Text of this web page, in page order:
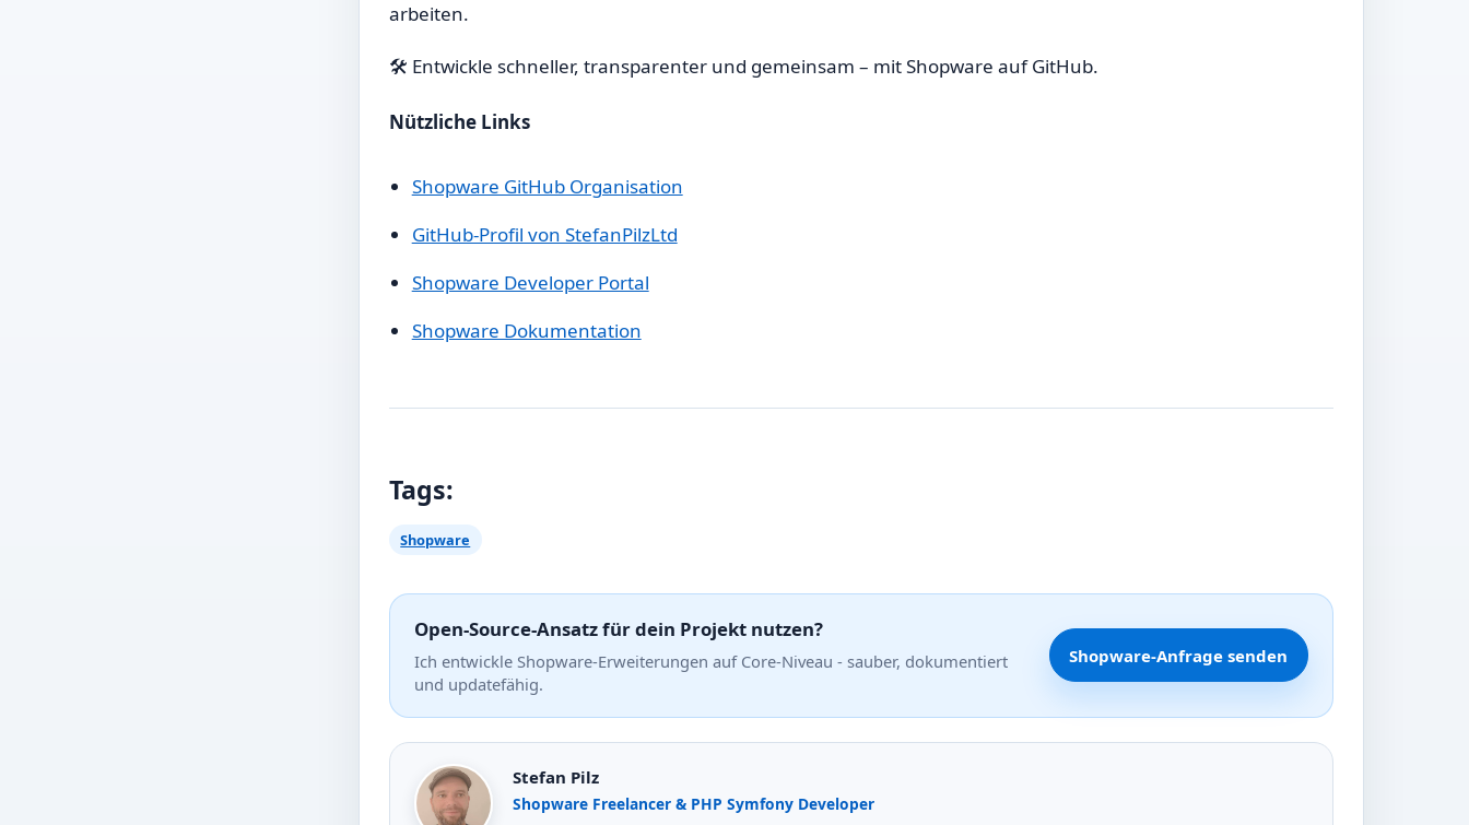
arbeiten.
🛠️ Entwickle schneller, transparenter und gemeinsam – mit Shopware auf GitHub.
Nützliche Links
Shopware GitHub Organisation
GitHub-Profil von StefanPilzLtd
Shopware Developer Portal
Shopware Dokumentation
Tags:
Shopware
Open-Source-Ansatz für dein Projekt nutzen?
Ich entwickle Shopware-Erweiterungen auf Core-Niveau - sauber, dokumentiert
und updatefähig.
Shopware-Anfrage senden
Stefan Pilz
Shopware Freelancer & PHP Symfony Developer